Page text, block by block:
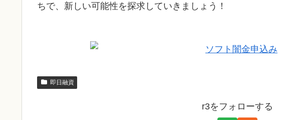
ちで、新しい可能性を探求していきましょう！
即日融資
r3をフォローする